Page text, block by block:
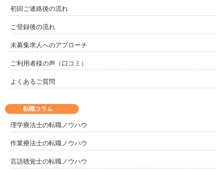
初回ご連絡後の流れ
ご登録後の流れ
未募集求人へのアプローチ
ご利用者様の声（口コミ）
よくあるご質問
転職コラム
理学療法士の転職ノウハウ
作業療法士の転職ノウハウ
言語聴覚士の転職ノウハウ